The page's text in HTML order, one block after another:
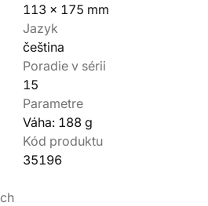
113 x 175 mm
Jazyk
čeština
Poradie v sérii
15
Parametre
Váha: 188 g
Kód produktu
35196